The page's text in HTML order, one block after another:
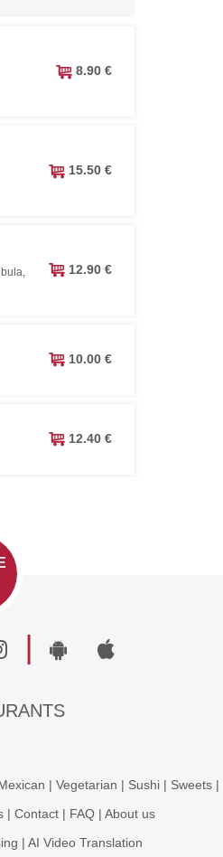
8.90 €
15.50 €
12.90 €
10.00 €
12.40 €
|
| Vegetarian | Sushi| Sweets|
| Contact | FAQ | About us
| AI Video Translation